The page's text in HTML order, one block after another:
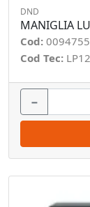
DND
MANIGLIA
Cod:
Cod Tec:
−